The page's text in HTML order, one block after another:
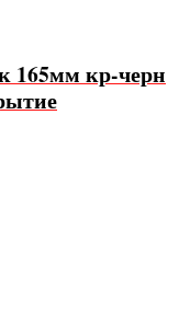
165мм кр-черн